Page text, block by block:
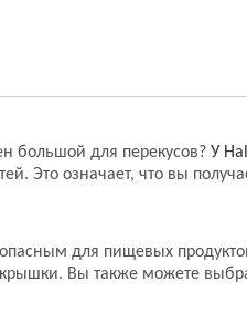
большой для перекусов? У
Это означает, что вы
для пищевых
Вы также можете